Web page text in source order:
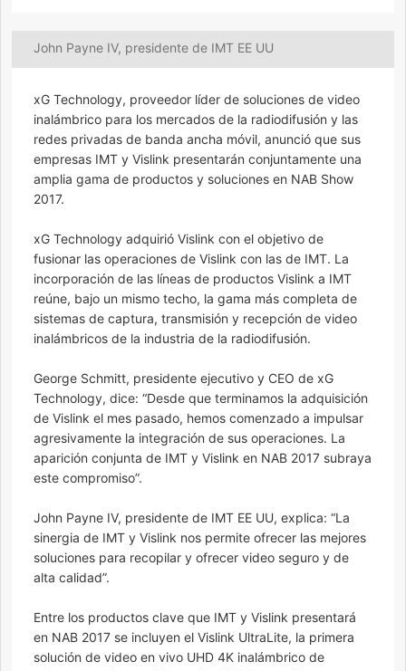
John Payne IV, presidente de IMT EE UU
xG Technology, proveedor líder de soluciones de video
inalámbrico para los mercados de la radiodifusión y las
redes privadas de banda ancha móvil, anunció que sus
empresas IMT y Vislink presentarán conjuntamente una
amplia gama de productos y soluciones en NAB Show
2017.
xG Technology adquirió Vislink con el objetivo de
fusionar las operaciones de Vislink con las de IMT. La
incorporación de las líneas de productos Vislink a IMT
reúne, bajo un mismo techo, la gama más completa de
sistemas de captura, transmisión y recepción de video
inalámbricos de la industria de la radiodifusión.
George Schmitt, presidente ejecutivo y CEO de xG
Technology, dice: “Desde que terminamos la adquisición
de Vislink el mes pasado, hemos comenzado a impulsar
agresivamente la integración de sus operaciones. La
aparición conjunta de IMT y Vislink en NAB 2017 subraya
este compromiso”.
John Payne IV, presidente de IMT EE UU, explica: “La
sinergia de IMT y Vislink nos permite ofrecer las mejores
soluciones para recopilar y ofrecer video seguro y de
alta calidad”.
Entre los productos clave que IMT y Vislink presentará
en NAB 2017 se incluyen el Vislink UltraLite, la primera
solución de video en vivo UHD 4K inalámbrico de